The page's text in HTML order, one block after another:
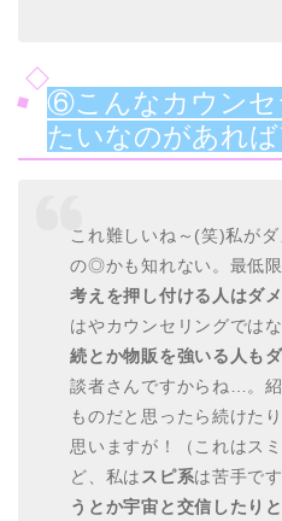
⑥こんなカウンセ
たいなのがあれば
これ難しいね～(笑)私が
の◎かも知れない。最低限
考えを押し付ける人はダメ
はやカウンセリングでは
続とか物販を強いる人も
談者さんですからね…。
ものだと思ったら続けた
思いますが！（これはス
ど、私は スピ系は苦手です
うとか宇宙と交信したり